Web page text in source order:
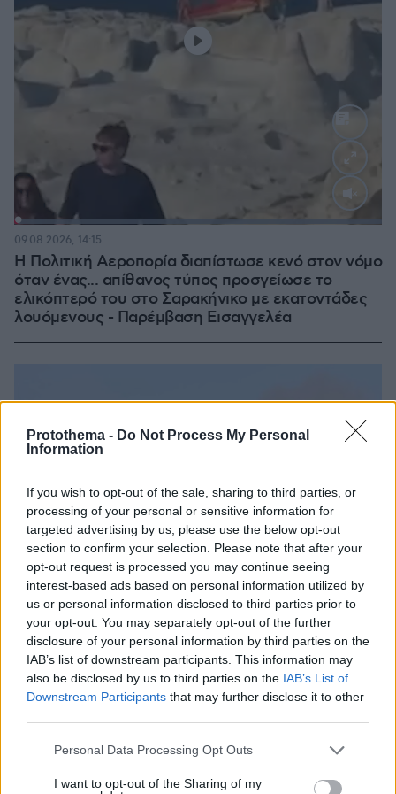
Protothema - Do Not Process My Personal
Information
If you wish to opt-out of the sale, sharing to third parties, or
processing of your personal or sensitive information for
targeted advertising by us, please use the below opt-out
section to confirm your selection. Please note that after your
opt-out request is processed you may continue seeing
interest-based ads based on personal information utilized by
us or personal information disclosed to third parties prior to
your opt-out. You may separately opt-out of the further
disclosure of your personal information by third parties on the
IAB’s list of downstream participants. This information may
also be disclosed by us to third parties on the IAB’s List of
Downstream Participants that may further disclose it to other
Please note that this website/app uses one or more Google
not limited to your visit or usage behaviour. You may click to
Personal Data Processing Opt Outs
I want to opt-out of the Sharing of my
:
Η Πολιτική Αεροπορία διαπίστωσε κενό στον νόμο
όταν ένας... απίθανος τύπος προσγείωσε το
ελικόπτερό του στο Σαρακήνικο με εκατοντάδες
λουόμενους - Παρέμβαση Εισαγγελέα
09.08.2026, 14:15
ετοιμότητα: Επιχειρούν ισχυρές επίγειες δυνάμεις
πριν 42 λεπτά